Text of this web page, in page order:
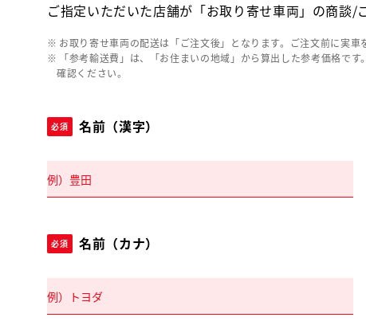
ご指定いただいた店舗が「お取り寄せ車両」の商談/
お取り寄せ車両の配送は「ご注文後」となります。ご注文前に実
「参考輸送費」は、「お住まいの地域」から算出した参考価格で
確認ください。
必須 名前（漢字）
必須 名前（カナ）